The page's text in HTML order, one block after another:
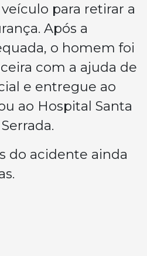
para retirar a
Após a
o homem foi
com a ajuda de
e entregue ao
ao Hospital Santa
do acidente ainda